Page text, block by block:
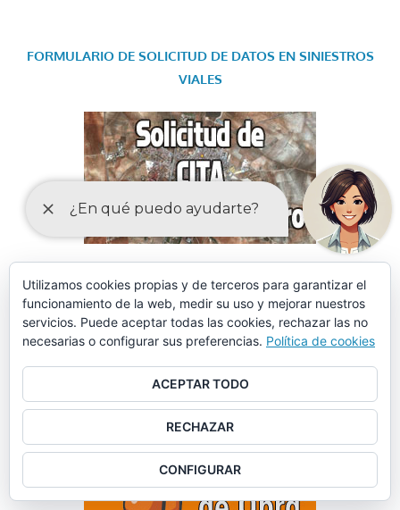
FORMULARIO DE SOLICITUD DE DATOS EN SINIESTROS
VIALES
Utilizamos cookies propias y de terceros para garantizar el
funcionamiento de la web, medir su uso y mejorar nuestros
servicios. Puede aceptar todas las cookies, rechazar las no
necesarias o configurar sus preferencias. Política de cookies
ACEPTAR TODO
RECHAZAR
CONFIGURAR